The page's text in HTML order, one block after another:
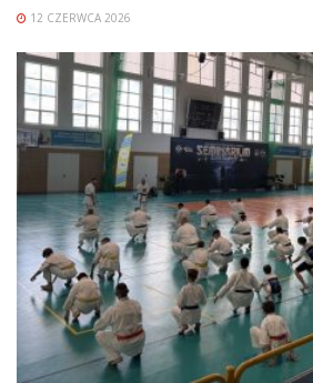
12 CZERWCA 2026